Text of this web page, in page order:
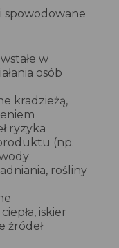
spowodowane
w
osób
kradzieżą,
ryzyka
(np.
rośliny
iskier
źródeł